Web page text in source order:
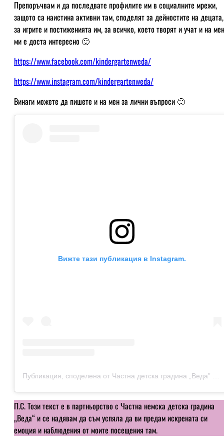
Препоръчвам и да последвате профилите им в социалните мрежи,
защото са наистина активни там, споделят за дейностите на децата,
за игрите и постиженията им, за всичко, което творят и учат и на мен
ми е доста интересно 🙂
https://www.facebook.com/kindergartenweda/
https://www.instagram.com/kindergartenweda/
Винаги можете да пишете и на мен за лични въпроси 🙂
Вижте тази публикация в Instagram.
П.С. Този текст е в партньорство с Частна немска детска градина
„Веда“ и се надявам да съм успяла да ви предам искрената си
емоция и наблюдения от моите посещения там.